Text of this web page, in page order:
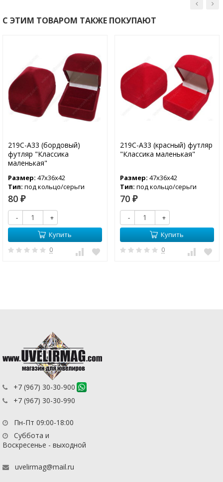
С ЭТИМ ТОВАРОМ ТАКЖЕ ПОКУПАЮТ
219С-А33 (бордовый)
футляр "Классика
маленькая"
Размер: 47х36х42
Тип: под кольцо/серьги
80 ₽
-
+
Купить
0
219С-А33 (красный) футляр
"Классика маленькая"
Размер: 47х36х42
Тип: под кольцо/серьги
70 ₽
-
+
Купить
0
+7 (967) 30-30-900
+7 (967) 30-30-990
Пн-Пт 09:00-18:00
Суббота и
Воскресенье - выходной
uvelirmag@mail.ru